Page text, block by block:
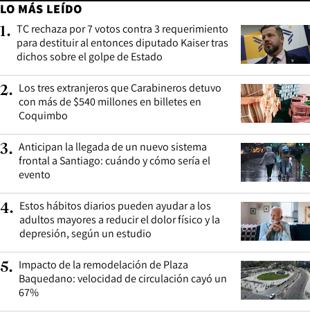
LO MÁS LEÍDO
1. TC rechaza por 7 votos contra 3 requerimiento
para destituir al entonces diputado Kaiser tras
dichos sobre el golpe de Estado
2. Los tres extranjeros que Carabineros detuvo
con más de $540 millones en billetes en
Coquimbo
3. Anticipan la llegada de un nuevo sistema
frontal a Santiago: cuándo y cómo sería el
evento
4. Estos hábitos diarios pueden ayudar a los
adultos mayores a reducir el dolor físico y la
depresión, según un estudio
5. Impacto de la remodelación de Plaza
Baquedano: velocidad de circulación cayó un
67%